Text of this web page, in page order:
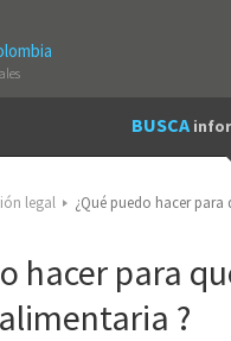
BUSCA
legal ¿Qué puedo hacer
hacer para
?